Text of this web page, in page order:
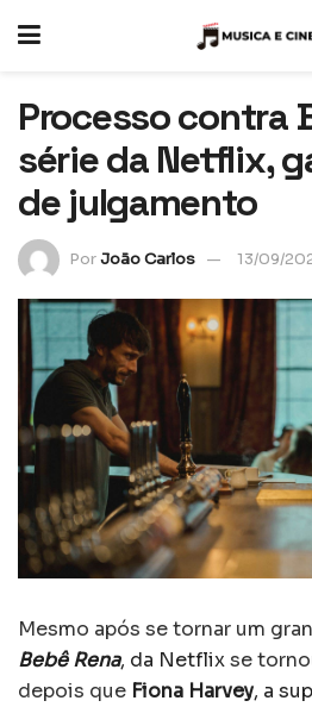
Processo contra
série da Netflix,
de julgamento
PorJoão Carlos 13/09/
Mesmo após se tornar um
Bebê Rena, da Netflixse
depois que Fiona Harvey, a